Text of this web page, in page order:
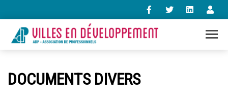
contact@villes-developpement.org
DOCUMENTS DIVERS